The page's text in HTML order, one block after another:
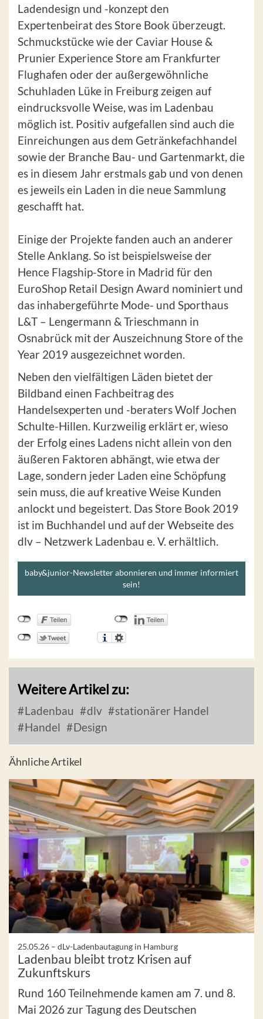
Ladendesign und -konzept den
Expertenbeirat des Store Book überzeugt.
Schmuckstücke wie der Caviar House &
Prunier Experience Store am Frankfurter
Flughafen oder der außergewöhnliche
Schuhladen Lüke in Freiburg zeigen auf
eindrucksvolle Weise, was im Ladenbau
möglich ist. Positiv aufgefallen sind auch die
Einreichungen aus dem Getränkefachhandel
sowie der Branche Bau- und Gartenmarkt, die
es in diesem Jahr erstmals gab und von denen
es jeweils ein Laden in die neue Sammlung
geschafft hat.
Einige der Projekte fanden auch an anderer
Stelle Anklang. So ist beispielsweise der
Hence Flagship-Store in Madrid für den
EuroShop Retail Design Award nominiert und
das inhabergeführte Mode- und Sporthaus
L&T – Lengermann & Trieschmann in
Osnabrück mit der Auszeichnung Store of the
Year 2019 ausgezeichnet worden.
Neben den vielfältigen Läden bietet der
Bildband einen Fachbeitrag des
Handelsexperten und -beraters Wolf Jochen
Schulte-Hillen. Kurzweilig erklärt er, wieso
der Erfolg eines Ladens nicht allein von den
äußeren Faktoren abhängt, wie etwa der
Lage, sondern jeder Laden eine Schöpfung
sein muss, die auf kreative Weise Kunden
anlockt und begeistert. Das Store Book 2019
ist im Buchhandel und auf der Webseite des
dlv – Netzwerk Ladenbau e. V. erhältlich.
baby&junior-Newsletter abonnieren und immer informiert
sein!
Weitere Artikel zu:
Ladenbau dlv
stationärer Handel
Handel
Design
Ähnliche Artikel
25.05.26 – dLv-Ladenbautagung in Hamburg
Ladenbau bleibt trotz Krisen auf
Zukunftskurs
Rund 160 Teilnehmende kamen am 7. und 8.
Mai 2026 zur Tagung des Deutschen